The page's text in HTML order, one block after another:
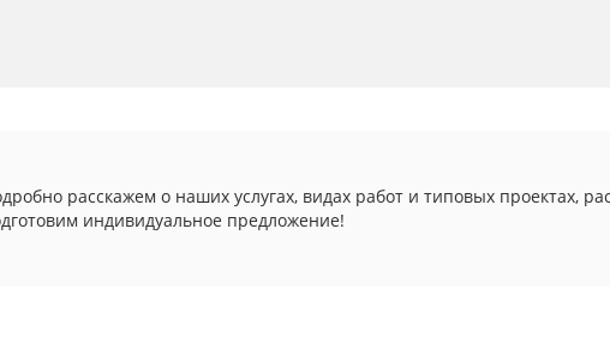
расскажем о наших услугах, видах работ и типовых проектах,
индивидуальное предложение!